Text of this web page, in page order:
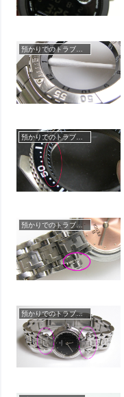
預かりでのトラブル集
預かりでのトラブル集
預かりでのトラブル集
預かりでのトラブル集